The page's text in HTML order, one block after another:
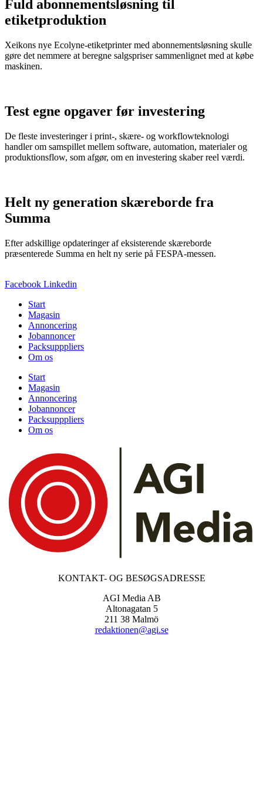
Fuld abonnementsløsning til
etiketproduktion
Xeikons nye Ecolyne-etiketprinter med abonnementsløsning skulle
gøre det nemmere at beregne salgspriser sammenlignet med at købe
maskinen.
Test egne opgaver før investering
De fleste investeringer i print-, skære- og workflowteknologi
handler om samspillet mellem software, automation, materialer og
produktionsflow, som afgør, om en investering skaber reel værdi.
Helt ny generation skæreborde fra
Summa
Efter adskillige opdateringer af eksisterende skæreborde
præsenterede Summa en helt ny serie på FESPA-messen.
Facebook Linkedin
Start
Magasin
Annoncering
Jobannoncer
Packsupppliers
Om os
Start
Magasin
Annoncering
Jobannoncer
Packsupppliers
Om os
KONTAKT- OG BESØGSADRESSE
AGI Media AB
Altonagatan 5
211 38 Malmö
redaktionen@agi.se